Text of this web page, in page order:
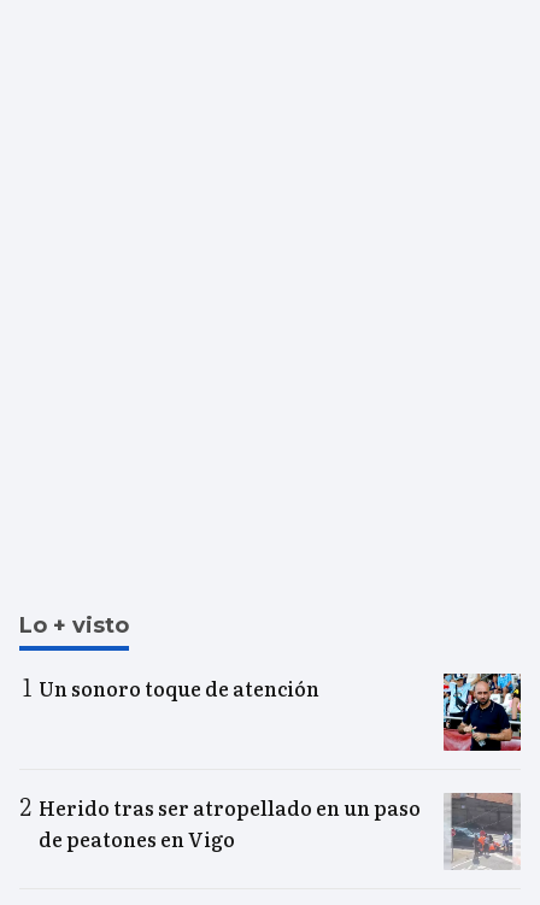
Lo + visto
Un sonoro toque de atención
Herido tras ser atropellado en un paso
de peatones en Vigo